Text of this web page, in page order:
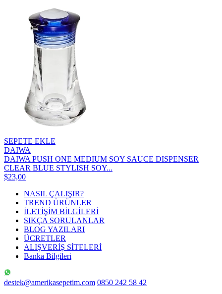
SEPETE EKLE
DAIWA
DAIWA PUSH ONE MEDIUM SOY SAUCE DISPENSER
CLEAR BLUE STYLISH SOY...
$23,00
NASIL ÇALIŞIR?
TREND ÜRÜNLER
İLETİŞİM BİLGİLERİ
SIKÇA SORULANLAR
BLOG YAZILARI
ÜCRETLER
ALIŞVERİŞ SİTELERİ
Banka Bilgileri
destek@amerikasepetim.com 0850 242 58 42